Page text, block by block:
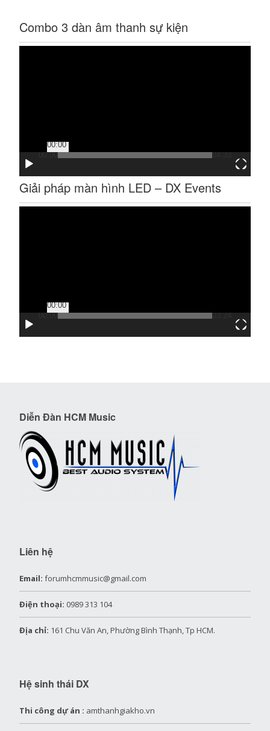
Combo 3 dàn âm thanh sự kiện
00:00
00:00
04:33
Giải pháp màn hình LED – DX Events
00:00
00:00
03:24
Diễn Đàn HCM Music
Liên hệ
Email: forumhcmmusic@gmail.com
Điện thoại: 0989 313 104
Địa chỉ: 161 Chu Văn An, Phường Bình Thạnh, Tp HCM.
Hệ sinh thái DX
Thi công dự án : amthanhgiakho.vn